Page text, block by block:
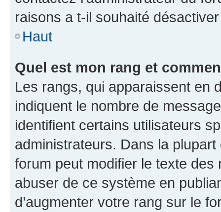
raisons a t-il souhaité
Haut
Quel est mon rang et
Les rangs, qui apparaissent en
indiquent le nombre de
identifient certains utilisateurs
administrateurs. Dans la
forum peut modifier le texte
abuser de ce système en
d’augmenter votre rang sur le